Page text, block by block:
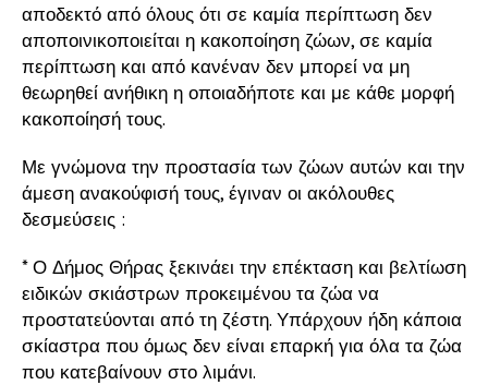
αποδεκτό από όλους ότι σε καμία περίπτωση δεν
αποποινικοποιείται η κακοποίηση ζώων, σε καμία
περίπτωση και από κανέναν δεν μπορεί να μη
θεωρηθεί ανήθικη η οποιαδήποτε και με κάθε μορφή
κακοποίησή τους.
Με γνώμονα την προστασία των ζώων αυτών και την
άμεση ανακούφισή τους, έγιναν οι ακόλουθες
δεσμεύσεις :
* Ο Δήμος Θήρας ξεκινάει την επέκταση και βελτίωση
ειδικών σκιάστρων προκειμένου τα ζώα να
προστατεύονται από τη ζέστη. Υπάρχουν ήδη κάποια
σκίαστρα που όμως δεν είναι επαρκή για όλα τα ζώα
που κατεβαίνουν στο λιμάνι.